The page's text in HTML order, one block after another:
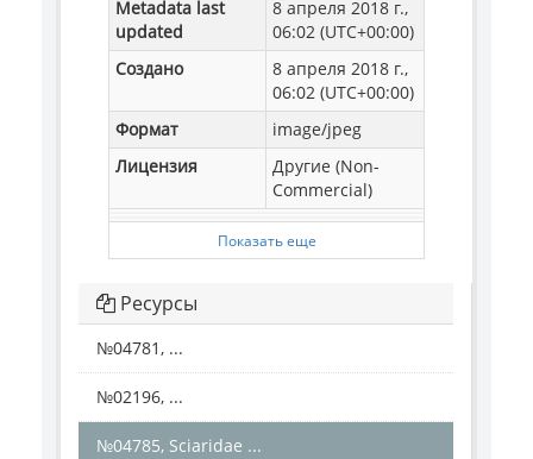
Metadata last
updated
8 апреля 2018 г.,
06:02 (UTC+00:00)
Создано
8 апреля 2018 г.,
06:02 (UTC+00:00)
Формат
image/jpeg
Лицензия
Другие (Non-
Commercial)
Показать еще
Ресурсы
№04781, ...
№02196, ...
№04785, Sciaridae ...